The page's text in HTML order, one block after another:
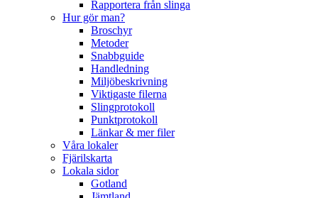
Rapportera från slinga
Hur gör man?
Broschyr
Metoder
Snabbguide
Handledning
Miljöbeskrivning
Viktigaste filerna
Slingprotokoll
Punktprotokoll
Länkar & mer filer
Våra lokaler
Fjärilskarta
Lokala sidor
Gotland